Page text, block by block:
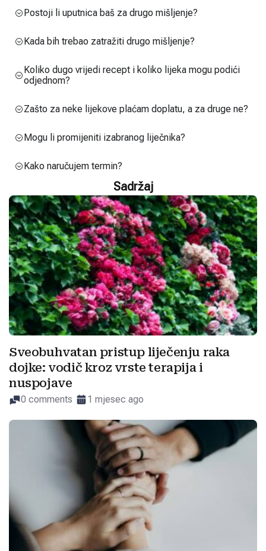
Postoji li uputnica baš za drugo mišljenje?
Kada bih trebao zatražiti drugo mišljenje?
Koliko dugo vrijedi recept i koliko lijeka mogu podići
odjednom?
Zašto za neke lijekove plaćam doplatu, a za druge ne?
Mogu li promijeniti izabranog liječnika?
Kako naručujem termin?
Sadržaj
Sveobuhvatan pristup liječenju raka
dojke: vodič kroz vrste terapija i
nuspojave
0 comments 1 mjesec ago